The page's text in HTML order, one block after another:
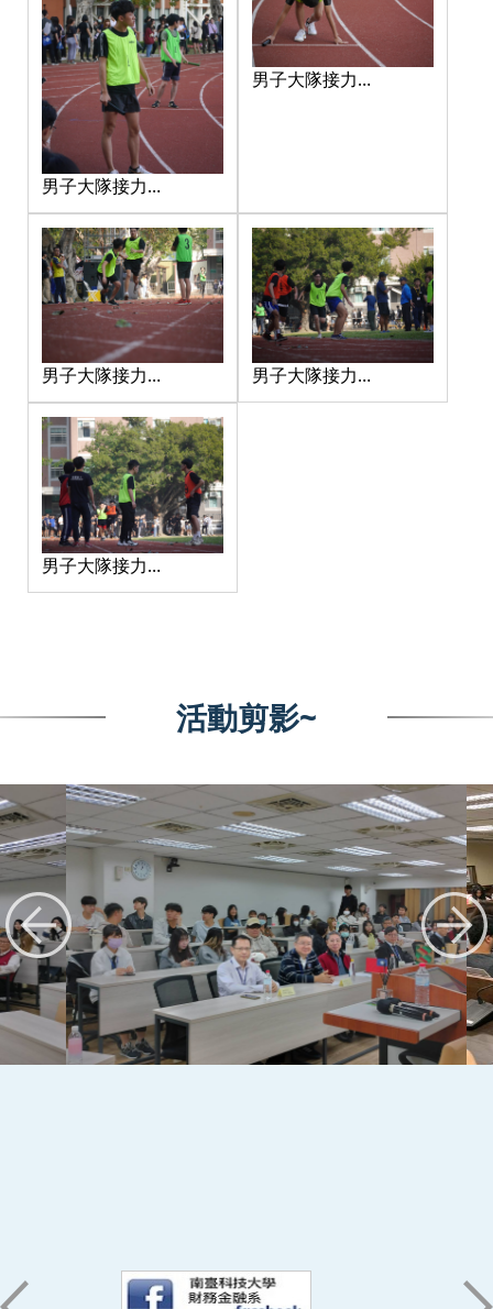
男子大隊接力
_201217_4
男子大隊接力
男子大隊接力
_201217_6
男子大隊接力
_201217_7
男子大隊接力
_201217_8
活動剪影~